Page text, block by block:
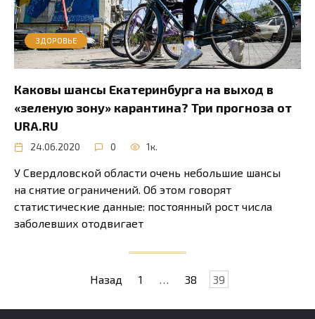
ЗДОРОВЬЕ
Каковы шансы Екатеринбурга на выход в
«зеленую зону» карантина? Три прогноза от
URA.RU
24.06.2020 0 1к.
У Свердловской области очень небольшие шансы
на снятие ограничений. Об этом говорят
статистические данные: постоянный рост числа
заболевших отодвигает
Назад 1 … 38 39